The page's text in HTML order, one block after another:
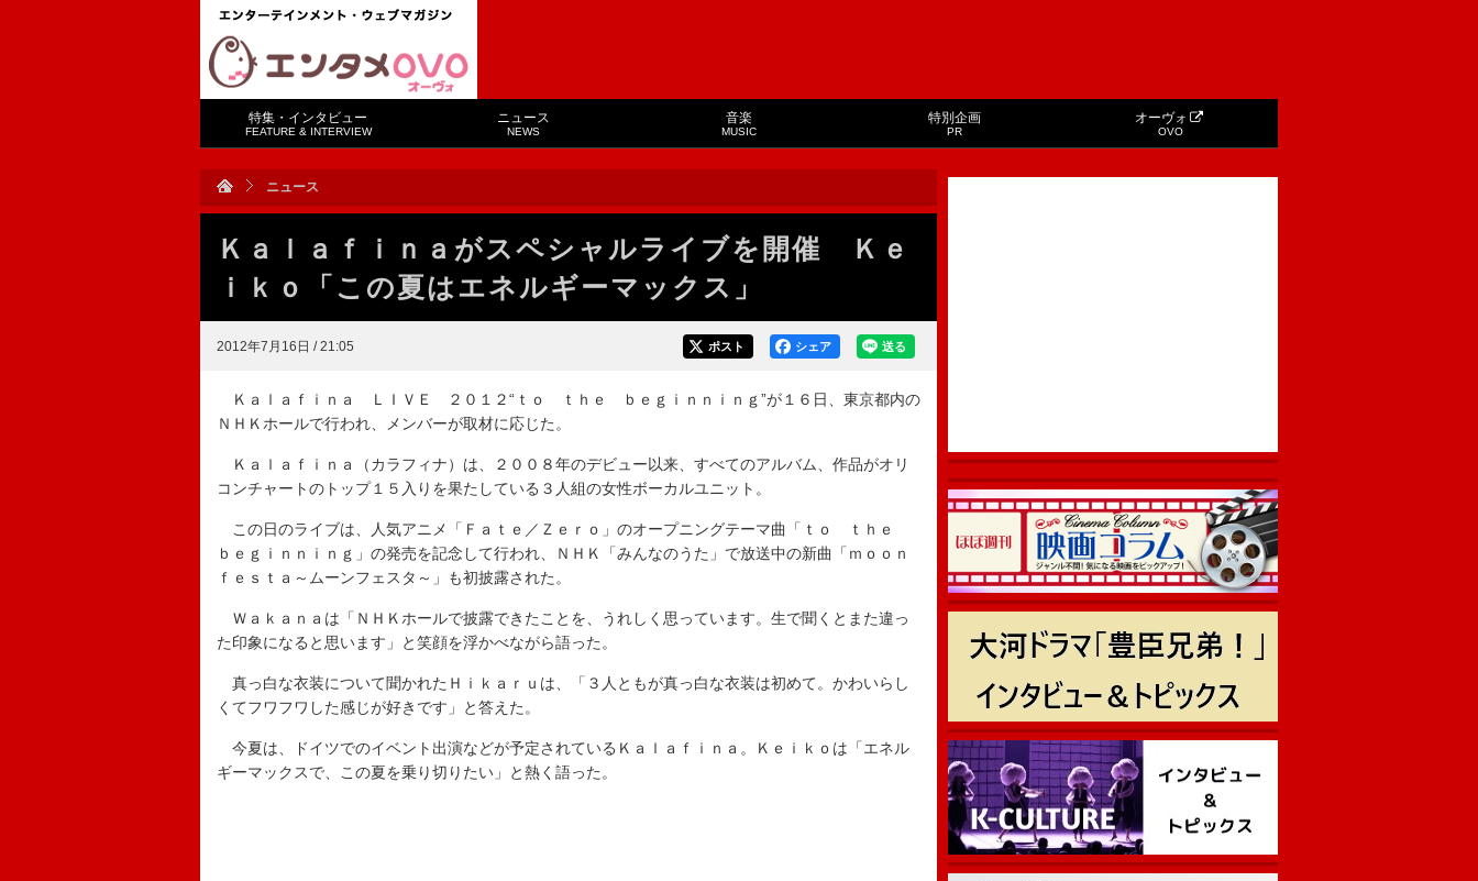
特集・インタビュー
FEATURE & INTERVIEW
ニュース
NEWS
音楽
MUSIC
特別企画
PR
オーヴォ
OVO
ニュース
Ｋａｌａｆｉｎａがスペシャルライブを開催 Ｋｅ
ｉｋｏ「この夏はエネルギーマックス」
2012年7月16日 / 21:05 送る
シェア
ポスト
Ｋａｌａｆｉｎａ ＬＩＶＥ ２０１２“ｔｏ ｔｈｅ ｂｅｇｉｎｎｉｎｇ”が１６日、東京都内の
ＮＨＫホールで行われ、メンバーが取材に応じた。
Ｋａｌａｆｉｎａ（カラフィナ）は、２００８年のデビュー以来、すべてのアルバム、作品がオリ
コンチャートのトップ１５入りを果たしている３人組の女性ボーカルユニット。
この日のライブは、人気アニメ「Ｆａｔｅ／Ｚｅｒｏ」のオープニングテーマ曲「ｔｏ ｔｈｅ
ｂｅｇｉｎｎｉｎｇ」の発売を記念して行われ、ＮＨＫ「みんなのうた」で放送中の新曲「ｍｏｏｎ
ｆｅｓｔａ～ムーンフェスタ～」も初披露された。
Ｗａｋａｎａは「ＮＨＫホールで披露できたことを、うれしく思っています。生で聞くとまた違っ
た印象になると思います」と笑顔を浮かべながら語った。
真っ白な衣装について聞かれたＨｉｋａｒｕは、「３人ともが真っ白な衣装は初めて。かわいらし
くてフワフワした感じが好きです」と答えた。
今夏は、ドイツでのイベント出演などが予定されているＫａｌａｆｉｎａ。Ｋｅｉｋｏは「エネル
ギーマックスで、この夏を乗り切りたい」と熱く語った。